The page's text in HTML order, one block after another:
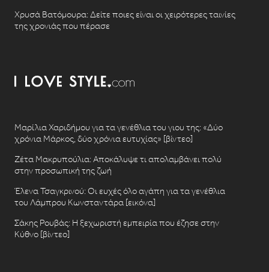
Χρυσά Βατόμουρα: Δείτε ποιες είναι οι χειρότερες ταινίες
της χρονιάς που πέρασε
Μαρίλια Χαριδήμου για τα γενέθλια του γιου της: «Δύο
χρόνια Μάρκος, δύο χρόνια ευτυχίας» [βίντεο]
Ζέτα Μακρυπούλια: Αποκάλυψε τι απολαμβάνει πολύ
στην προσωπική της ζωή
Έλενα Τσαγκρινού: Οι ευχές όλο αγάπη για τα γενέθλια
του Λάμπρου Κωνσταντάρα [εικόνα]
Σάκης Ρουβάς: Η ξεχωριστή εμπειρία που έζησε στην
Κύθνο [βίντεο]